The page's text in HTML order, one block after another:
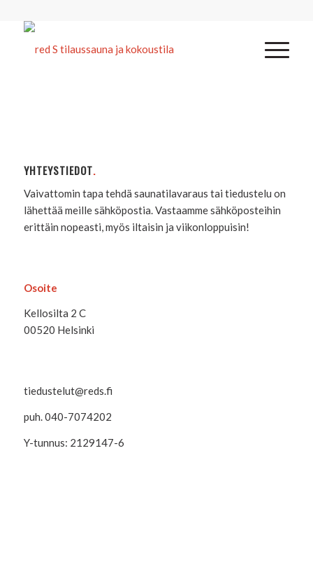
YHTEYSTIEDOT.
Vaivattomin tapa tehdä saunatilavaraus tai tiedustelu on
lähettää meille sähköpostia. Vastaamme sähköposteihin
erittäin nopeasti, myös iltaisin ja viikonloppuisin!
Osoite
Kellosilta 2 C
00520 Helsinki
tiedustelut@reds.fi
puh. 040-7074202
Y-tunnus: 2129147-6